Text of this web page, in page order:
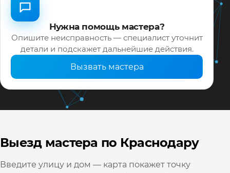
Нужна помощь мастера?
Опишите неисправность — специалист уточнит
детали и подскажет дальнейшие действия.
Вызвать мастера
Выезд мастера по Краснодару
Введите улицу и дом — карта покажет точку